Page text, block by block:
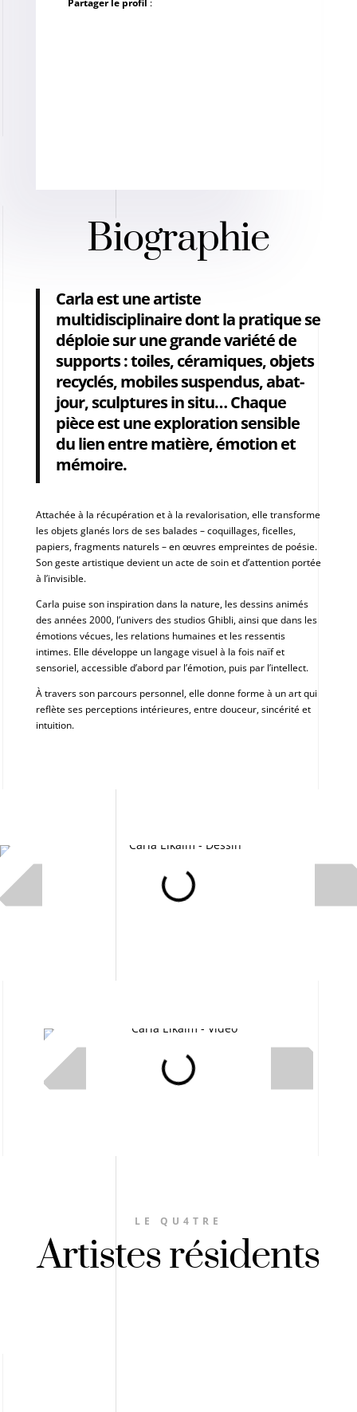
Partager le profil :
Biographie
Carla est une artiste
multidisciplinaire dont la pratique se
déploie sur une grande variété de
supports : toiles, céramiques, objets
recyclés, mobiles suspendus, abat-
jour, sculptures in situ… Chaque
pièce est une exploration sensible
du lien entre matière, émotion et
mémoire.
Attachée à la récupération et à la revalorisation, elle transforme
les objets glanés lors de ses balades – coquillages, ficelles,
papiers, fragments naturels – en œuvres empreintes de poésie.
Son geste artistique devient un acte de soin et d’attention portée
à l’invisible.
Carla puise son inspiration dans la nature, les dessins animés
des années 2000, l’univers des studios Ghibli, ainsi que dans les
émotions vécues, les relations humaines et les ressentis
intimes. Elle développe un langage visuel à la fois naïf et
sensoriel, accessible d’abord par l’émotion, puis par l’intellect.
À travers son parcours personnel, elle donne forme à un art qui
reflète ses perceptions intérieures, entre douceur, sincérité et
intuition.
LE QU4TRE
Artistes résidents